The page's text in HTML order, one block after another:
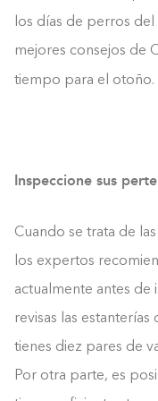
los días de perros
mejores consejos de
tiempo para el otoño.
Inspeccione sus
Cuando se trata de
los expertos
actualmente antes de
revisas las
tienes diez pares de
Por otra parte, es